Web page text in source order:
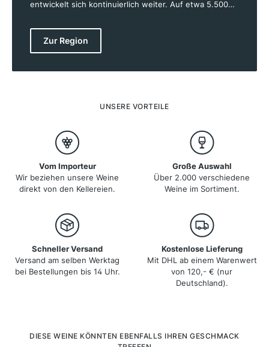
entwickelt sich kontinuierlich weiter. Auf etwa 5.500
die von der einzigartigen Geographie und dem
besonderen Klima der Region profitieren. Die
verleiht. Das kontinentale Klima mit kalten Wintern und
Lagrein. Die Weißweine zeichnen sich durch ihre
und Eleganz überzeugen.
Zur Region
UNSERE VORTEILE
Vom Importeur
Wir beziehen unsere Weine
direkt von den Kellereien.
Große Auswahl
Über 2.000 verschiedene
Weine im Sortiment.
Schneller Versand
Versand am selben Werktag
bei Bestellungen bis 14 Uhr.
Kostenlose Lieferung
Mit DHL ab einem Warenwert
von 120,- € (nur
Deutschland).
Produktgalerie überspringen
DIESE WEINE KÖNNTEN EBENFALLS IHREN GESCHMACK